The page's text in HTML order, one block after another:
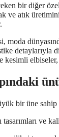
bir diğer
ve atık
moda
detaylarıyla
kesimli
bir üne sahip
ve